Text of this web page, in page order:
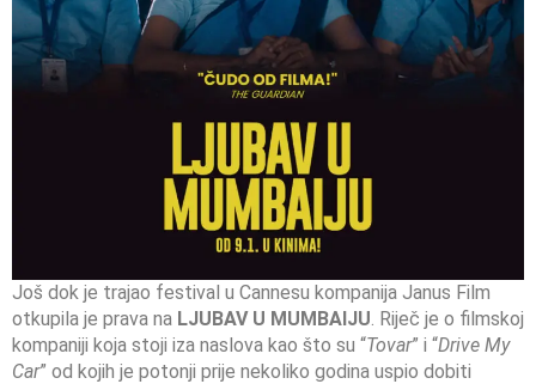
Još dok je trajao festival u Cannesu kompanija Janus Film
otkupila je prava na LJUBAV U MUMBAIJU. Riječ je o filmskoj
kompaniji koja stoji iza naslova kao što su “Tovar” i “Drive My
Car” od kojih je potonji prije nekoliko godina uspio dobiti